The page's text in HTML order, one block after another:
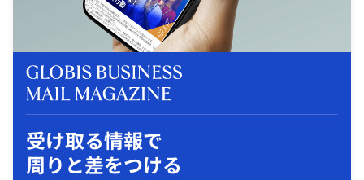
受け取る情報で
周りと差をつける